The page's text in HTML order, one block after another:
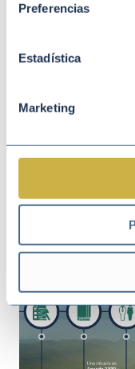
Preferencias
Estadística
Marketing
Stakeholders:
expectativas
empresariales